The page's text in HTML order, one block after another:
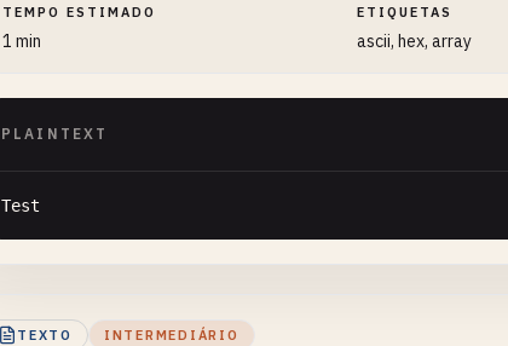
TEMPO ESTIMADO
1 min
ETIQUETAS
ascii, hex, array
PLAINTEXT
Test
TEXTO INTERMEDIÁRIO